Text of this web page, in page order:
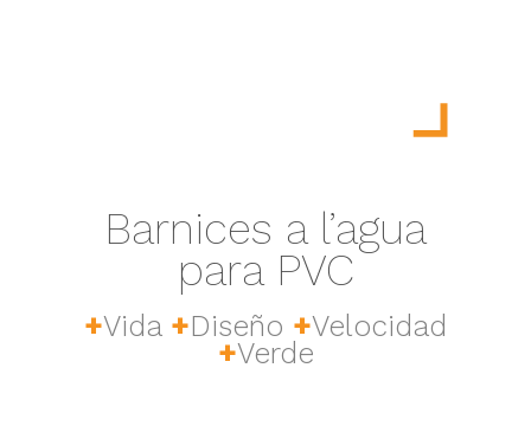
Barnices a l’agua
para PVC
+Vida +Diseño +Velocidad
+Verde